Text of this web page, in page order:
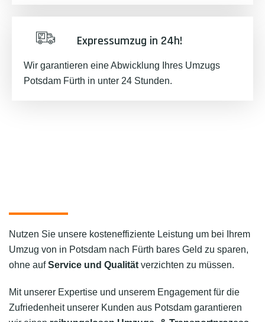
Expressumzug in 24h!
Wir garantieren eine Abwicklung Ihres Umzugs
Potsdam Fürth in unter 24 Stunden.
Nutzen Sie unsere kosteneffiziente Leistung um bei Ihrem
Umzug von in Potsdam nach Fürth bares Geld zu sparen,
ohne aufService und Qualität verzichten zu müssen.
Mit unserer Expertise und unserem Engagement für die
Zufriedenheit unserer Kunden aus Potsdam garantieren